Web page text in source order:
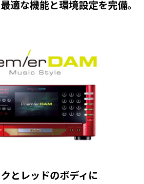
適な機能と環境設定を完備。
とレッドのボディに